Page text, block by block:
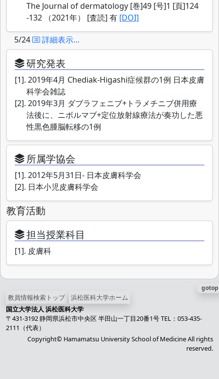
The Journal of dermatology [巻]49 [号]1 [頁]124
-132 （2021年） [査読] 有 [DOI]
5/24 詳細表示…
研究発表
[1]. 2019年4月 Chediak-Higashi症候群の1例 日本皮膚
科学会雑誌
[2]. 2019年3月 ダブラフェニブ+トラメチニブ併用療
法後に、ニボルマブ+定位放射線療法が奏功した悪
性黒色腫脳転移の1例
所属学協会
[1]. 2012年5月31日- 日本皮膚科学会
[2]. 日本小児皮膚科学会
教育活動
担当授業科目
[1]. 皮膚科
教員情報検索トップ 浜松医科大学ホーム
gotop
国立大学法人 浜松医科大学
〒431-3192 静岡県浜松市中央区 半田山一丁目20番1号 TEL：053-435-
2111（代表）
Copyright© Hamamatsu University School of Medicine All rights
reserved.